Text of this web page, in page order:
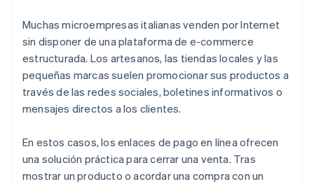
Muchas microempresas italianas venden por Internet
sin disponer de una plataforma de e-commerce
estructurada. Los artesanos, las tiendas locales y las
pequeñas marcas suelen promocionar sus productos a
través de las redes sociales, boletines informativos o
mensajes directos a los clientes.
En estos casos, los enlaces de pago en línea ofrecen
una solución práctica para cerrar una venta. Tras
mostrar un producto o acordar una compra con un